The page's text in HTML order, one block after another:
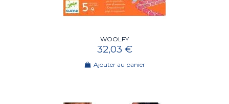
WOOLFY
32,03 €
Ajouter au panier